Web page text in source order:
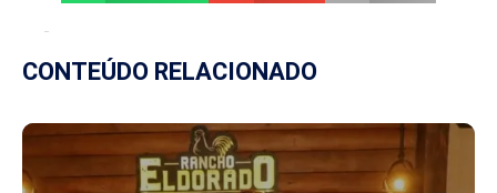
CONTEÚDO RELACIONADO